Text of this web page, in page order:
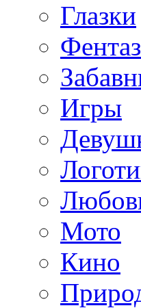
Глазки
Игры
Мото
Кино